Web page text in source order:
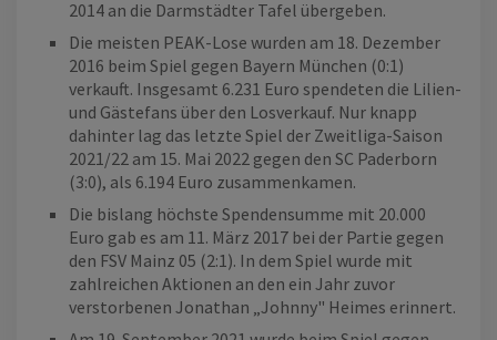
2014 an die Darmstädter Tafel übergeben.
Die meisten PEAK-Lose wurden am 18. Dezember
2016 beim Spiel gegen Bayern München (0:1)
verkauft. Insgesamt 6.231 Euro spendeten die Lilien-
und Gästefans über den Losverkauf. Nur knapp
dahinter lag das letzte Spiel der Zweitliga-Saison
2021/22 am 15. Mai 2022 gegen den SC Paderborn
(3:0), als 6.194 Euro zusammenkamen.
Die bislang höchste Spendensumme mit 20.000
Euro gab es am 11. März 2017 bei der Partie gegen
den FSV Mainz 05 (2:1). In dem Spiel wurde mit
zahlreichen Aktionen an den ein Jahr zuvor
verstorbenen Jonathan „Johnny" Heimes erinnert.